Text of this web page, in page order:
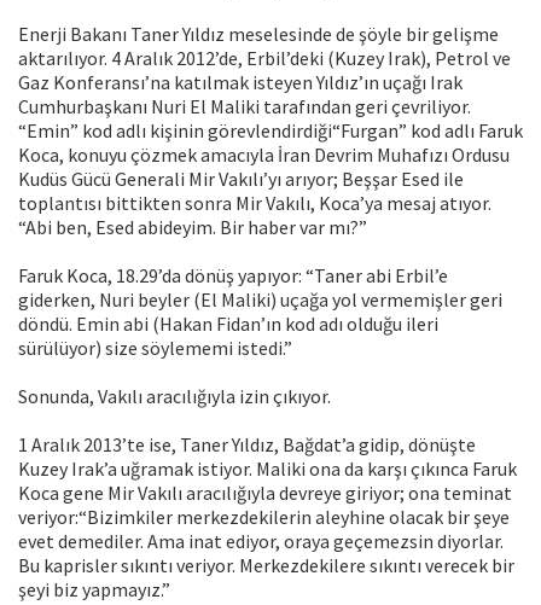
Enerji Bakanı Taner Yıldız meselesinde de şöyle bir gelişme
aktarılıyor. 4 Aralık 2012’de, Erbil’deki (Kuzey Irak), Petrol ve
Gaz Konferansı’na katılmak isteyen Yıldız’ın uçağı Irak
Cumhurbaşkanı Nuri El Maliki tarafından geri çevriliyor.
“Emin” kod adlı kişinin görevlendirdiği“Furgan” kod adlı Faruk
Koca, konuyu çözmek amacıyla İran Devrim Muhafızı Ordusu
Kudüs Gücü Generali Mir Vakılı’yı arıyor; Beşşar Esed ile
toplantısı bittikten sonra Mir Vakılı, Koca’ya mesaj atıyor.
“Abi ben, Esed abideyim. Bir haber var mı?”
Faruk Koca, 18.29’da dönüş yapıyor: “Taner abi Erbil’e
giderken, Nuri beyler (El Maliki) uçağa yol vermemişler geri
döndü. Emin abi (Hakan Fidan’ın kod adı olduğu ileri
sürülüyor) size söylememi istedi.”
Sonunda, Vakılı aracılığıyla izin çıkıyor.
1 Aralık 2013’te ise, Taner Yıldız, Bağdat’a gidip, dönüşte
Kuzey Irak’a uğramak istiyor. Maliki ona da karşı çıkınca Faruk
Koca gene Mir Vakılı aracılığıyla devreye giriyor; ona teminat
veriyor:“Bizimkiler merkezdekilerin aleyhine olacak bir şeye
evet demediler. Ama inat ediyor, oraya geçemezsin diyorlar.
Bu kaprisler sıkıntı veriyor. Merkezdekilere sıkıntı verecek bir
şeyi biz yapmayız.”